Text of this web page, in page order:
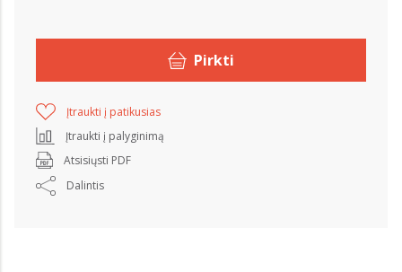
Pirkti
Įtraukti į patikusias
Įtraukti į palyginimą
Atsisiųsti PDF
Dalintis